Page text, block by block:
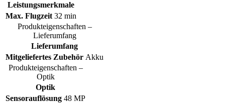
Leistungsmerkmale
Max. Flugzeit 32 min
Produkteigenschaften –
Lieferumfang
Lieferumfang
Mitgeliefertes Zubehör Akku
Produkteigenschaften –
Optik
Optik
Sensorauflösung 48 MP